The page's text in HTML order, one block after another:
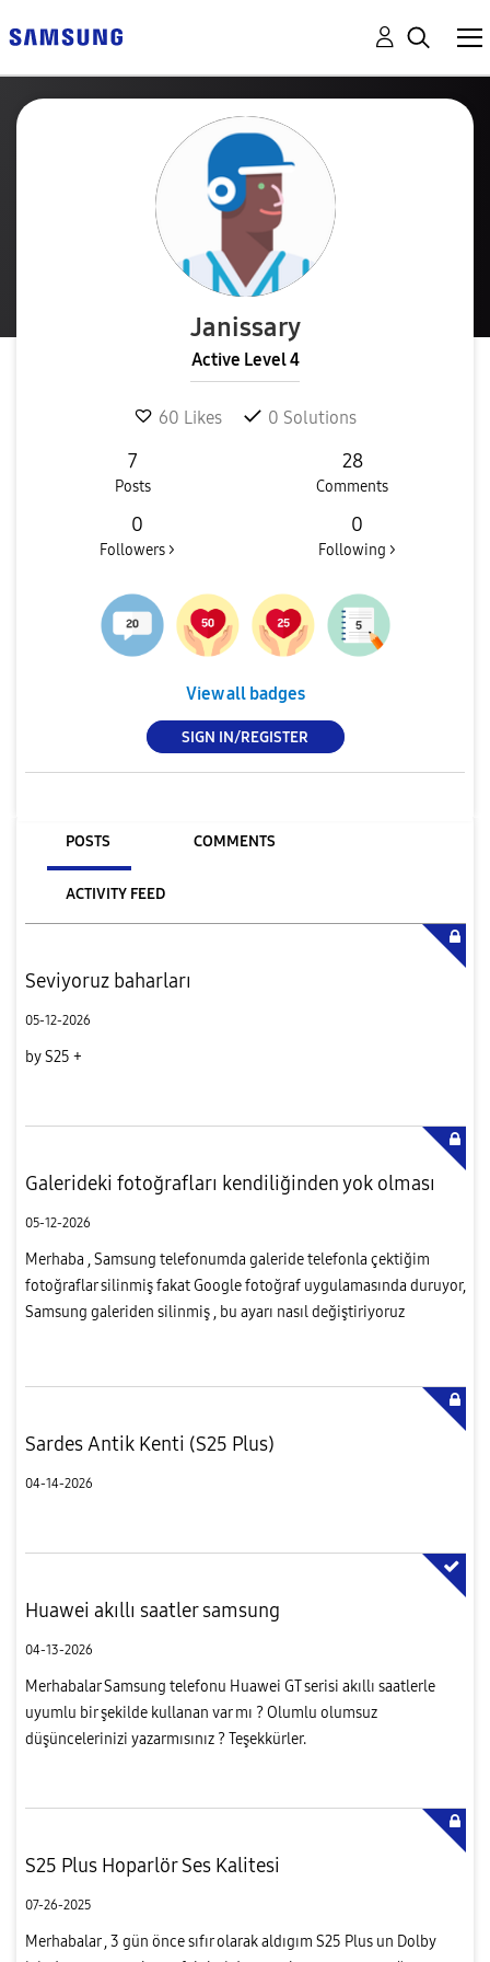
Janissary
Active Level 4
60 Likes 0 Solutions
7
Posts
28
Comments
0
Followers >
0
Following >
View all badges
SIGN IN/REGISTER
POSTS COMMENTS
ACTIVITY FEED
Seviyoruz baharları
05-12-2026
by S25 +
Galerideki fotoğrafları kendiliğinden yok olması
05-12-2026
Merhaba , Samsung telefonumda galeride telefonla çektiğim
fotoğraflar silinmiş fakat Google fotoğraf uygulamasında duruyor,
Samsung galeriden silinmiş , bu ayarı nasıl değiştiriyoruz
Sardes Antik Kenti (S25 Plus)
04-14-2026
Huawei akıllı saatler samsung
04-13-2026
Merhabalar Samsung telefonu Huawei GT serisi akıllı saatlerle
uyumlu bir şekilde kullanan var mı ? Olumlu olumsuz
düşüncelerinizi yazarmısınız ? Teşekkürler.
S25 Plus Hoparlör Ses Kalitesi
07-26-2025
Merhabalar , 3 gün önce sıfır olarak aldıgım S25 Plus un Dolby